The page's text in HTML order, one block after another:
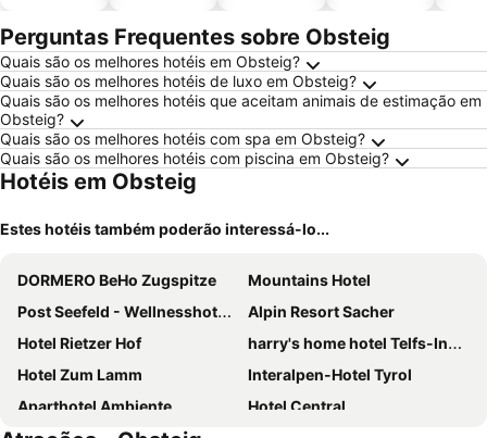
Perguntas Frequentes sobre Obsteig
Quais são os melhores hotéis em Obsteig?
Quais são os melhores hotéis de luxo em Obsteig?
Quais são os melhores hotéis que aceitam animais de estimação em
Obsteig?
Quais são os melhores hotéis com spa em Obsteig?
Quais são os melhores hotéis com piscina em Obsteig?
Hotéis em Obsteig
Estes hotéis também poderão interessá-lo...
DORMERO BeHo Zugspitze
Mountains Hotel
Post Seefeld - Wellnesshotel Tirol
Alpin Resort Sacher
Hotel Rietzer Hof
harry's home hotel Telfs-Innsbruck
Hotel Zum Lamm
Interalpen-Hotel Tyrol
Aparthotel Ambiente
Hotel Central